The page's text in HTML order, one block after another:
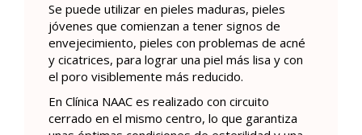
Se puede utilizar en pieles maduras, pieles
jóvenes que comienzan a tener signos de
envejecimiento, pieles con problemas de acné
y cicatrices, para lograr una piel más lisa y con
el poro visiblemente más reducido.
En Clínica NAAC es realizado con circuito
cerrado en el mismo centro, lo que garantiza